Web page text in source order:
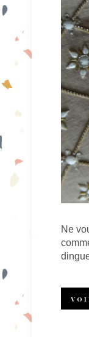
Ne